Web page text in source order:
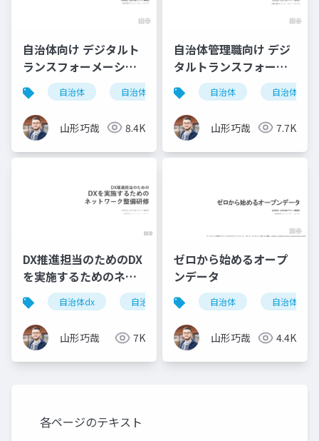
自治体向け デジタルト
ランスフォーメーショ
ン(DX) ステップ0研修
自治体 自治体dx dx
山形巧哉 8.4K
自治体管理職向け デジ
タルトランスフォーメ
ーション(DX) ステップ
0研修
自治体 自治体dx
山形巧哉 7.7K
DX推進担当のためのDX
を実施するためのネッ
トワーク整備研修(ダイ
ジェスト)
自治体dx 自治体 dx
山形巧哉 7K
ゼロから始めるオープ
ンデータ
自治体 自治体dx
山形巧哉 4.4K
各ページのテキスト